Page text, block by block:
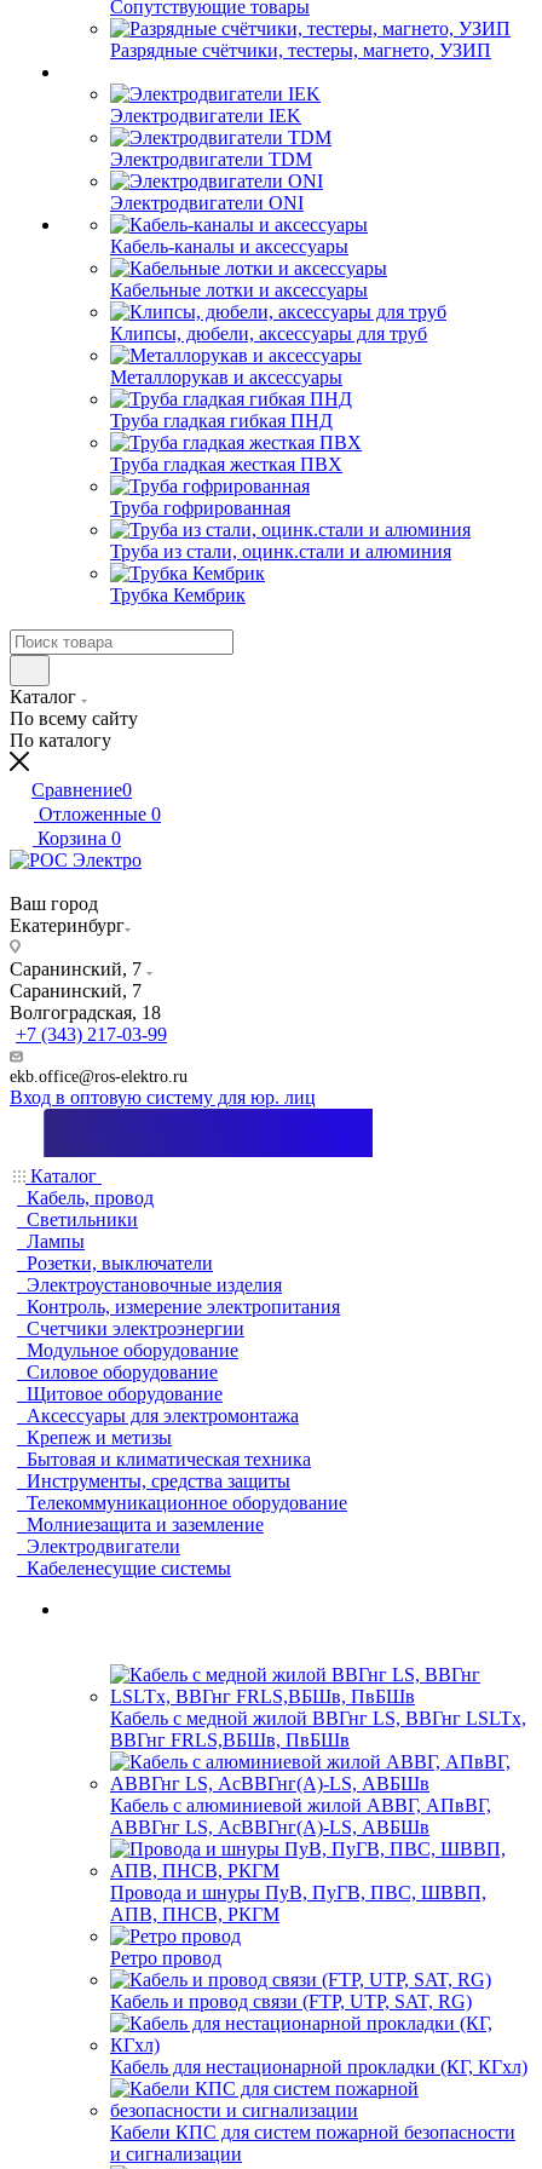
Сопутствующие товары
Разрядные счётчики, тестеры, магнето, УЗИП
Электродвигатели IEK
Электродвигатели TDM
Электродвигатели ONI
Кабель-каналы и аксессуары
Кабельные лотки и аксессуары
Клипсы, дюбели, аксессуары для труб
Металлорукав и аксессуары
Труба гладкая гибкая ПНД
Труба гладкая жесткая ПВХ
Труба гофрированная
Труба из стали, оцинк.стали и алюминия
Трубка Кембрик
Каталог
По всему сайту
По каталогу
Сравнение0
Отложенные 0
Корзина 0
Ваш город
Екатеринбург
Саранинский, 7
Саранинский, 7
Волгоградская, 18
+7 (343) 217-03-99
ekb.office@ros-elektro.ru
Вход в оптовую систему для юр. лиц
Каталог
Кабель, провод
Светильники
Лампы
Розетки, выключатели
Электроустановочные изделия
Контроль, измерение электропитания
Счетчики электроэнергии
Модульное оборудование
Силовое оборудование
Щитовое оборудование
Аксессуары для электромонтажа
Крепеж и метизы
Бытовая и климатическая техника
Инструменты, средства защиты
Телекоммуникационное оборудование
Молниезащита и заземление
Электродвигатели
Кабеленесущие системы
Кабель с медной жилой ВВГнг LS, ВВГнг LSLTx,
ВВГнг FRLS,ВБШв, ПвБШв
Кабель с алюминиевой жилой АВВГ, АПвВГ,
АВВГнг LS, АсВВГнг(А)-LS, АВБШв
Провода и шнуры ПуВ, ПуГВ, ПВС, ШВВП,
АПВ, ПНСВ, РКГМ
Ретро провод
Кабель и провод связи (FTP, UTP, SAT, RG)
Кабель для нестационарной прокладки (КГ, КГхл)
Кабели КПС для систем пожарной безопасности
и сигнализации